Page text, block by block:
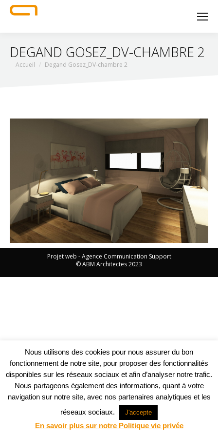
DEGAND GOSEZ_DV-CHAMBRE 2
Vous êtes ici :
Accueil Degand Gosez_DV-chambre 2
Projet web -Agence Communication Support
© ABM Architectes 2023
Nous utilisons des cookies pour nous assurer du bon
fonctionnement de notre site, pour proposer des fonctionnalités
disponibles sur les réseaux sociaux et afin d’analyser notre trafic.
Nous partageons également des informations, quant à votre
navigation sur notre site, avec nos partenaires analytiques et les
réseaux sociaux.
J'accepte
En savoir plus sur notre Politique vie privée